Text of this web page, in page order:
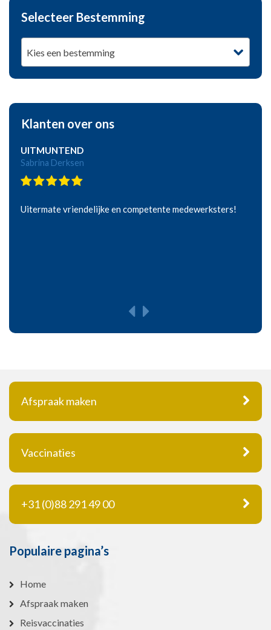
Selecteer Bestemming
Kies een bestemming
Klanten over ons
UITMUNTEND
Sabrina Derksen
Uitermate vriendelijke en competente medewerksters!
Afspraak maken
Vaccinaties
+31 (0)88 291 49 00
Populaire pagina’s
Home
Afspraak maken
Reisvaccinaties